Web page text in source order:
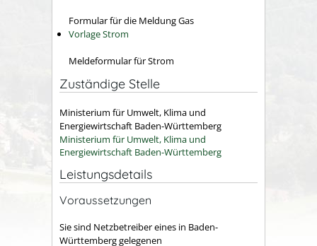
Formular für die Meldung Gas
Vorlage Strom
Meldeformular für Strom
Zuständige Stelle
Ministerium für Umwelt, Klima und
Energiewirtschaft Baden-Württemberg
Ministerium für Umwelt, Klima und
Energiewirtschaft Baden-Württemberg
Leistungsdetails
Voraussetzungen
Sie sind Netzbetreiber eines in Baden-
Württemberg gelegenen